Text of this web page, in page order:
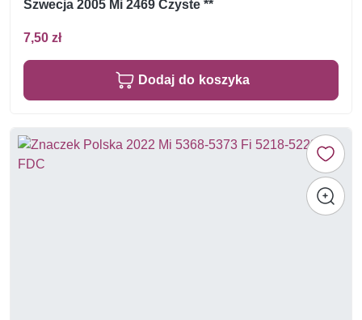
Szwecja 2005 Mi 2469 Czyste **
7,50 zł
Dodaj do koszyka